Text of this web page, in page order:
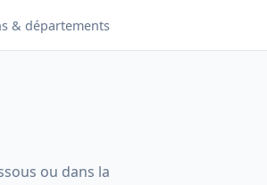
& départements
ou dans la